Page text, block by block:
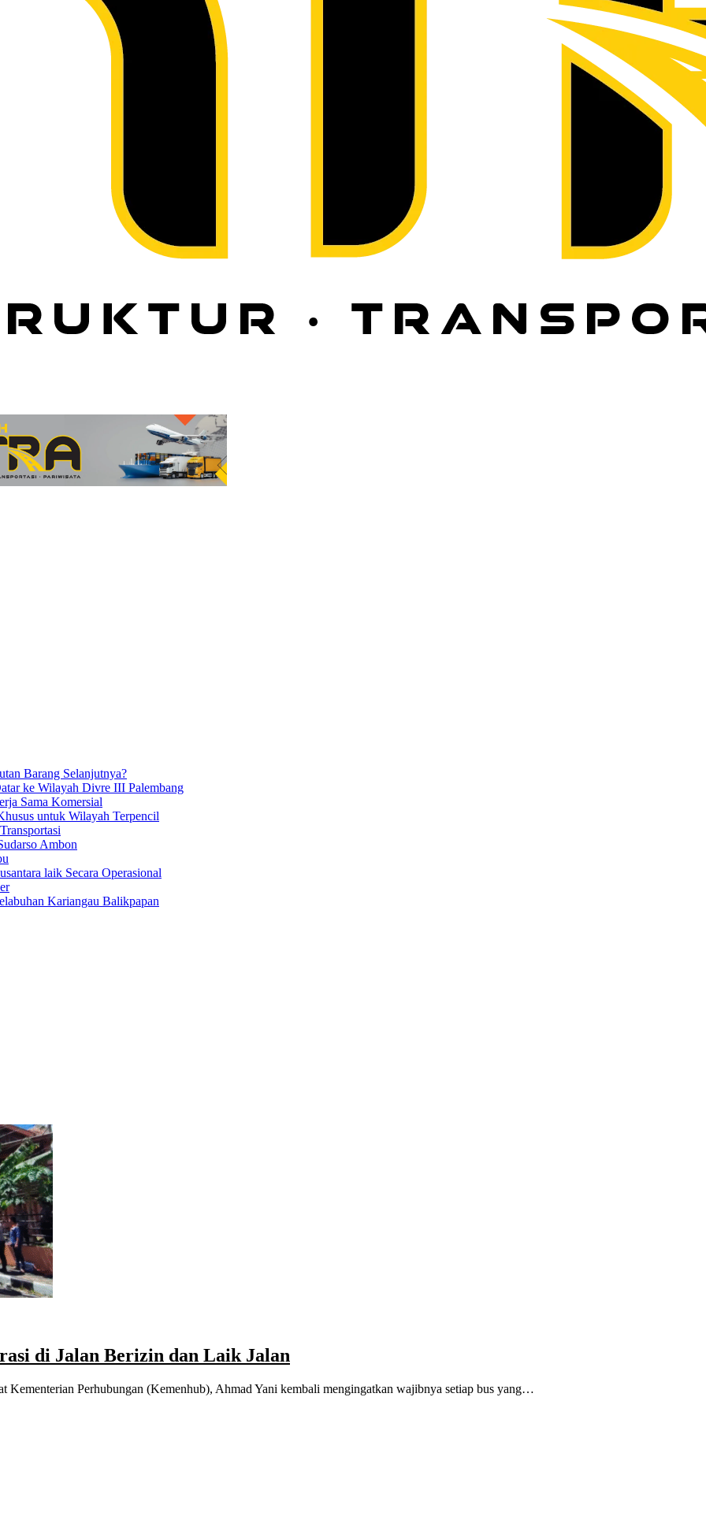
Barang Selanjutnya?
ke Wilayah Divre III Palembang
Sama Komersial
untuk Wilayah Terpencil
Ambon
laik Secara Operasional
Kariangau Balikpapan
di Jalan Berizin dan Laik Jalan
Kementerian Perhubungan (Kemenhub), Ahmad Yani kembali mengingatkan wajibnya setiap bus yang…